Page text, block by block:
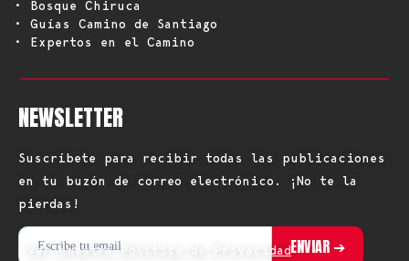
• Bosque Chiruca
• Guías Camino de Santiago
• Expertos en el Camino
NEWSLETTER
Suscríbete para recibir todas las publicaciones
en tu buzón de correo electrónico. ¡No te la
pierdas!
Ver nuestra Política de Privacidad